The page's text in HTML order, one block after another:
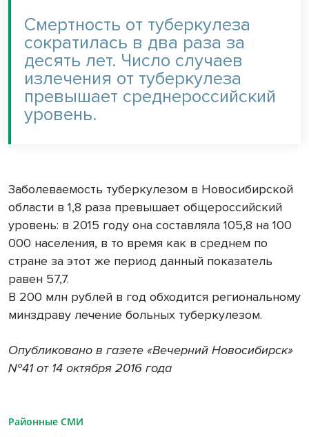
Смертность от туберкулеза
сократилась в два раза за
десять лет. Число случаев
излечения от туберкулеза
превышает среднероссийский
уровень.
Заболеваемость туберкулезом в Новосибирской
области в 1,8 раза превышает общероссийский
уровень: в 2015 году она составляла 105,8 на 100
000 населения, в то время как в среднем по
стране за этот же период данный показатель
равен 57,7.
В 200 млн рублей в год обходится региональному
минздраву лечение больных туберкулезом.
Опубликовано в газете «Вечерний Новосибирск»
№41 от 14 октября 2016 года
Районные СМИ